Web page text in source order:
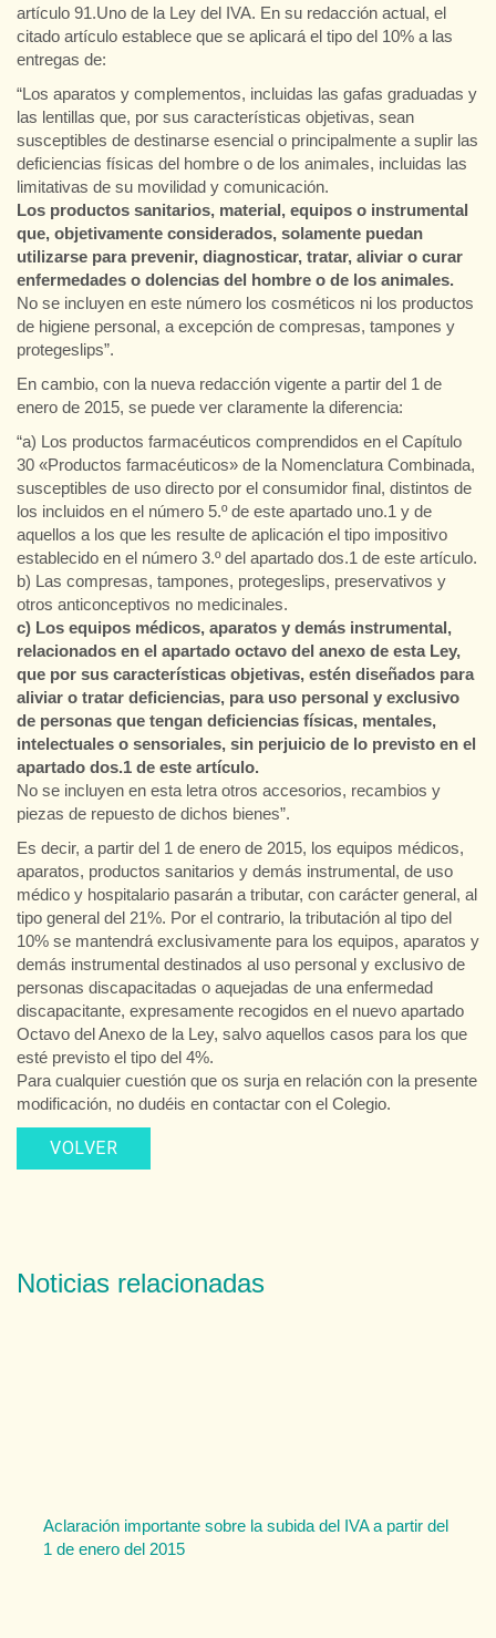
artículo 91.Uno de la Ley del IVA. En su redacción actual, el
citado artículo establece que se aplicará el tipo del 10% a las
entregas de:
“Los aparatos y complementos, incluidas las gafas graduadas y
las lentillas que, por sus características objetivas, sean
susceptibles de destinarse esencial o principalmente a suplir las
deficiencias físicas del hombre o de los animales, incluidas las
limitativas de su movilidad y comunicación.
Los productos sanitarios, material, equipos o instrumental
que, objetivamente considerados, solamente puedan
utilizarse para prevenir, diagnosticar, tratar, aliviar o curar
enfermedades o dolencias del hombre o de los animales.
No se incluyen en este número los cosméticos ni los productos
de higiene personal, a excepción de compresas, tampones y
protegeslips”.
En cambio, con la nueva redacción vigente a partir del 1 de
enero de 2015, se puede ver claramente la diferencia:
“a) Los productos farmacéuticos comprendidos en el Capítulo
30 «Productos farmacéuticos» de la Nomenclatura Combinada,
susceptibles de uso directo por el consumidor final, distintos de
los incluidos en el número 5.º de este apartado uno.1 y de
aquellos a los que les resulte de aplicación el tipo impositivo
establecido en el número 3.º del apartado dos.1 de este artículo.
b) Las compresas, tampones, protegeslips, preservativos y
otros anticonceptivos no medicinales.
c) Los equipos médicos, aparatos y demás instrumental,
relacionados en el apartado octavo del anexo de esta Ley,
que por sus características objetivas, estén diseñados para
aliviar o tratar deficiencias, para uso personal y exclusivo
de personas que tengan deficiencias físicas, mentales,
intelectuales o sensoriales, sin perjuicio de lo previsto en el
apartado dos.1 de este artículo.
No se incluyen en esta letra otros accesorios, recambios y
piezas de repuesto de dichos bienes”.
Es decir, a partir del 1 de enero de 2015, los equipos médicos,
aparatos, productos sanitarios y demás instrumental, de uso
médico y hospitalario pasarán a tributar, con carácter general, al
tipo general del 21%. Por el contrario, la tributación al tipo del
10% se mantendrá exclusivamente para los equipos, aparatos y
demás instrumental destinados al uso personal y exclusivo de
personas discapacitadas o aquejadas de una enfermedad
discapacitante, expresamente recogidos en el nuevo apartado
Octavo del Anexo de la Ley, salvo aquellos casos para los que
esté previsto el tipo del 4%.
Para cualquier cuestión que os surja en relación con la presente
modificación, no dudéis en contactar con el Colegio.
VOLVER
Noticias relacionadas
Aclaración importante sobre la subida del IVA a partir del
1 de enero del 2015